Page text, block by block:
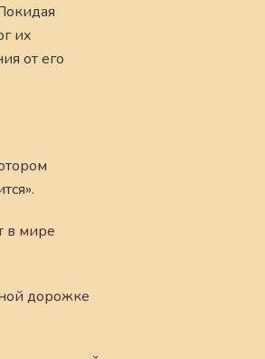
их
от его
в мире
дорожке